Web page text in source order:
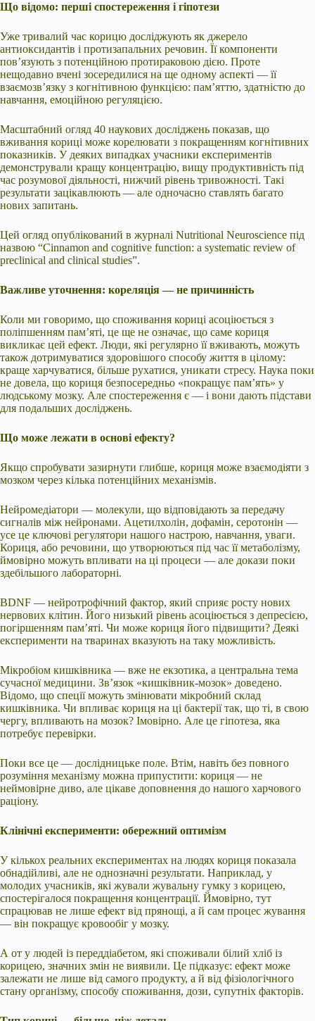
Що відомо: перші спостереження і гіпотези
Уже тривалий час корицю досліджують як джерело
антиоксидантів і протизапальних речовин. Їїкомпоненти
пов’язують з потенційною протираковою дією. Проте
нещодавно вчені зосередилися на ще одному аспекті — її
взаємозв’язку з когнітивною функцією: пам’яттю, здатністю до
навчання, емоційною регуляцією.
Масштабний огляд 40 наукових досліджень показав, що
вживання кориці може корелювати з покращенням когнітивних
показників. У деяких випадках учасники експериментів
демонстрували кращу концентрацію, вищу продуктивність під
час розумової діяльності, нижчий рівень тривожності. Такі
результати зацікавлюють — але одночасно ставлять багато
нових запитань.
Цей огляд опублікований в журналі Nutritional Neuroscience під
назвою “Cinnamon and cognitive function: a systematic review of
preclinical and clinical studies”.
Важливе уточнення: кореляція — не причинність
Коли ми говоримо, що споживання кориці асоціюється з
поліпшенням пам’яті, це ще не означає, що саме кориця
викликає цей ефект. Люди, які регулярно її вживають, можуть
також дотримуватися здоровішого способу життя в цілому:
краще харчуватися, більше рухатися, уникати стресу. Наука поки
не довела, що кориця безпосередньо «покращує пам’ять» у
людському мозку. Але спостереження є — і вони дають підстави
для подальших досліджень.
Що може лежати в основі ефекту?
Якщо спробувати зазирнути глибше, кориця може взаємодіяти з
мозком через кілька потенційних механізмів.
Нейромедіатори — молекули, що відповідають за передачу
сигналів між нейронами. Ацетилхолін, дофамін, серотонін —
усе це ключові регулятори нашого настрою, навчання, уваги.
Кориця, або речовини, що утворюються під час її метаболізму,
ймовірно можуть впливати на ці процеси — але докази поки
здебільшого лабораторні.
BDNF — нейротрофічний фактор, який сприяє росту нових
нервових клітин. Його низький рівень асоціюється з депресією,
погіршенням пам’яті. Чи може кориця його підвищити? Деякі
експерименти на тваринах вказують на таку можливість.
Мікробіом кишківника — вже не екзотика, а центральна тема
сучасної медицини. Зв’язок «кишківник-мозок» доведено.
Відомо, що спеції можуть змінювати мікробний склад
кишківника. Чи впливає кориця на ці бактерії так, що ті, в свою
чергу, впливають на мозок? Імовірно. Але це гіпотеза, яка
потребує перевірки.
Поки все це — дослідницьке поле. Втім, навіть без повного
розуміння механізму можна припустити: кориця — не
неймовірне диво, але цікаве доповнення до нашого харчового
раціону.
Клінічні експерименти: обережний оптимізм
У кількох реальних експериментах на людях кориця показала
обнадійливі, але не однозначні результати. Наприклад, у
молодих учасників, які жували жувальну гумку з корицею,
спостерігалося покращення концентрації. Ймовірно, тут
спрацював не лише ефект від прянощі, а й сам процес жування
— він покращує кровообіг у мозку.
А от у людей із переддіабетом, які споживали білий хліб із
корицею, значних змін не виявили. Це підказує: ефект може
залежати не лише від самого продукту, а й від фізіологічного
стану організму, способу споживання, дози, супутніх факторів.